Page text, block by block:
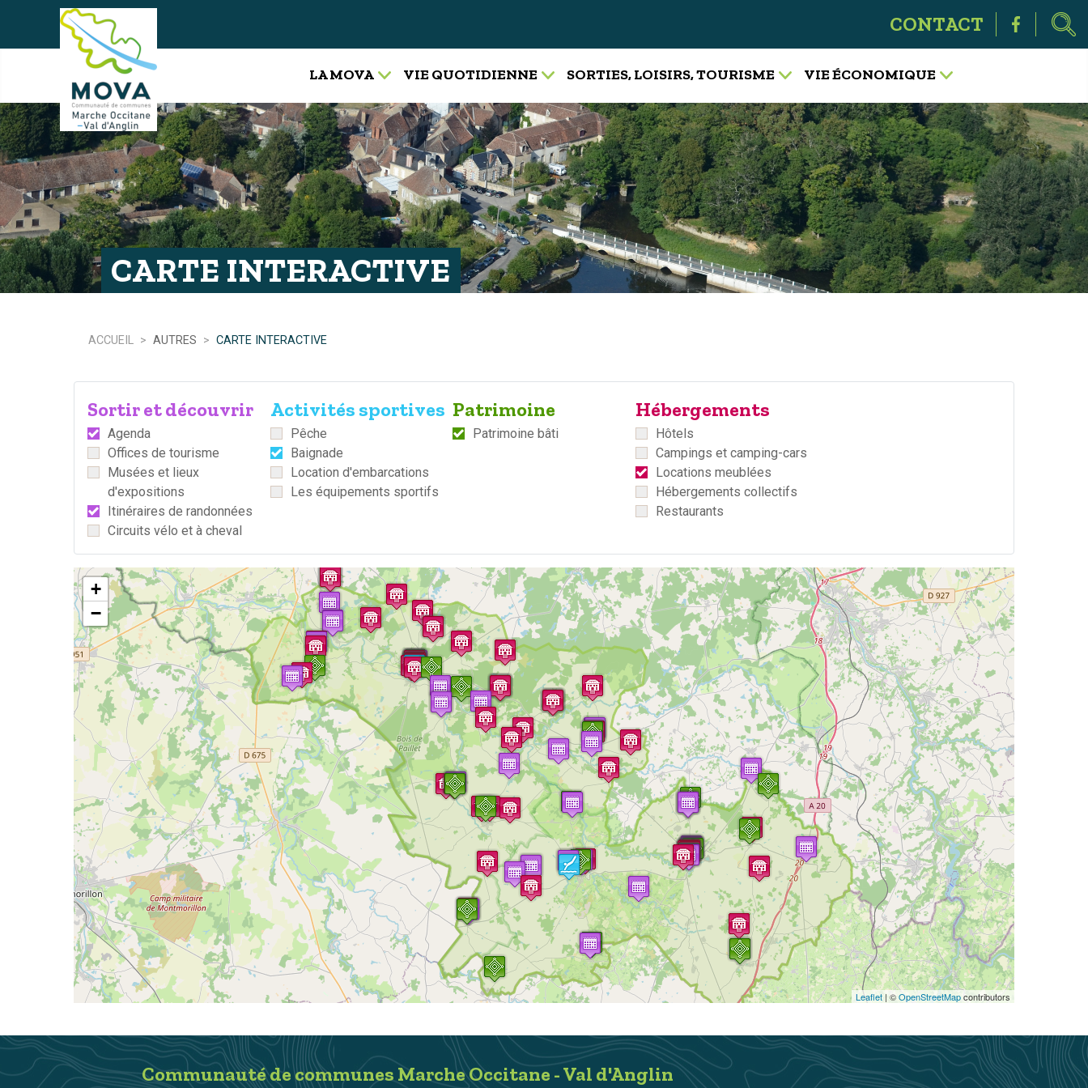
CONTACT
LA MOVA VIE QUOTIDIENNE SORTIES, LOISIRS, TOURISME VIE ÉCONOMIQUE
CARTE INTERACTIVE
ACCUEIL AUTRES CARTE INTERACTIVE
Sortir et découvrir
Agenda
Offices de tourisme
Musées et lieux
d'expositions
Itinéraires de randonnées
Circuits vélo et à cheval
Activités sportives
Pêche
Baignade
Location d'embarcations
Les équipements sportifs
Patrimoine
Patrimoine bâti
Hébergements
Hôtels
Campings et camping-cars
Locations meublées
Hébergements collectifs
Restaurants
+
−
Leaflet| ©OpenStreetMapcontributors
Communauté de communes Marche Occitane - Val d'Anglin